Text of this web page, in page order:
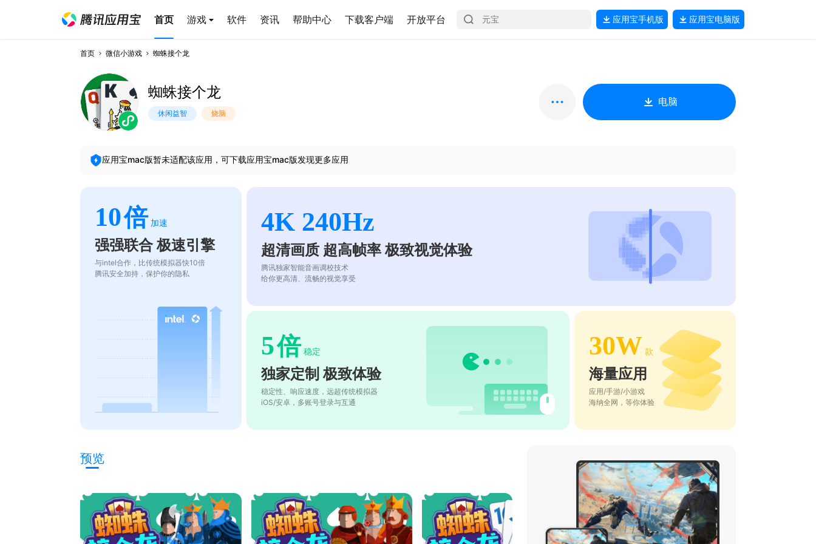
首页 游戏 软件 资讯 帮助中心 下载客户端 开放平台 应用宝手机版 应用宝电脑版
首页 微信小游戏 蜘蛛接个龙
蜘蛛接个龙
休闲益智 烧脑
电脑
应用宝mac版暂未适配该应用，可下载应用宝mac版发现更多应用
10倍 加速
强强联合 极速引擎
与intel合作，比传统模拟器快10倍
腾讯安全加持，保护你的隐私
4K 240Hz
超清画质 超高帧率 极致视觉体验
腾讯独家智能音画调校技术
给你更高清、流畅的视觉享受
5倍 稳定
独家定制 极致体验
稳定性、响应速度，远超传统模拟器
iOS/安卓，多账号登录与互通
30W 款
海量应用
应用/手游/小游戏
海纳全网，等你体验
预览